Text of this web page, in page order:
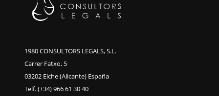
1980 CONSULTORS LEGALS, S.L.
Carrer Fatxo, 5
03202 Elche (Alicante) España
Telf. (+34) 966 61 30 40